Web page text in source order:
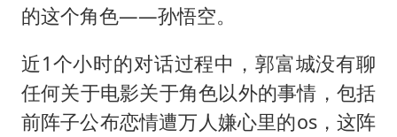
的这个角色——孙悟空。
近1个小时的对话过程中，郭富城没有聊
任何关于电影关于角色以外的事情，包括
前阵子公布恋情遭万人嫌心里的os，这阵